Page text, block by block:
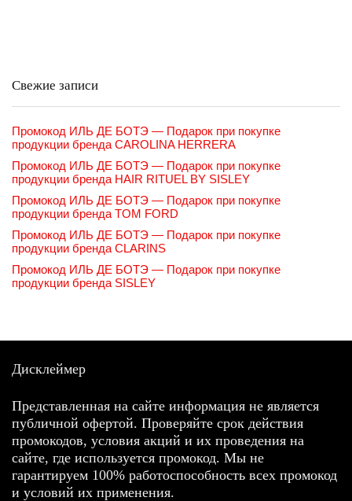
Свежие записи
Промокод ИЛЬ ДЕ БОТЭ — Подарок при покупке
продукции бренда CAROLINA HERRERA
Промокод ИЛЬ ДЕ БОТЭ — Подарок при покупке
продукции бренда HAIR RITUEL BY SISLEY
Промокод ИЛЬ ДЕ БОТЭ — Подарок при покупке
продукции бренда TOM FORD
Промокод ИЛЬ ДЕ БОТЭ — Подарок при покупке
продукции бренда CLARINS
Промокод ИЛЬ ДЕ БОТЭ — Подарок при покупке
продукции бренда SISLEY
Дисклеймер
Представленная на сайте информация не является
публичной офертой. Проверяйте срок действия
промокодов, условия акций и их проведения на
сайте, где используется промокод. Мы не
гарантируем 100% работоспособность всех промокод
и условий их применения.